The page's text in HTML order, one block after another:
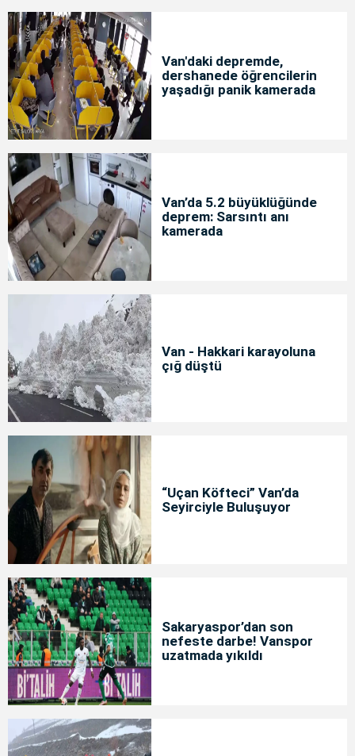
Van'daki depremde,
dershanede öğrencilerin
yaşadığı panik kamerada
Van’da 5.2 büyüklüğünde
deprem: Sarsıntı anı
kamerada
Van - Hakkari karayoluna
çığ düştü
“Uçan Köfteci” Van’da
Seyirciyle Buluşuyor
Sakaryaspor’dan son
nefeste darbe! Vanspor
uzatmada yıkıldı